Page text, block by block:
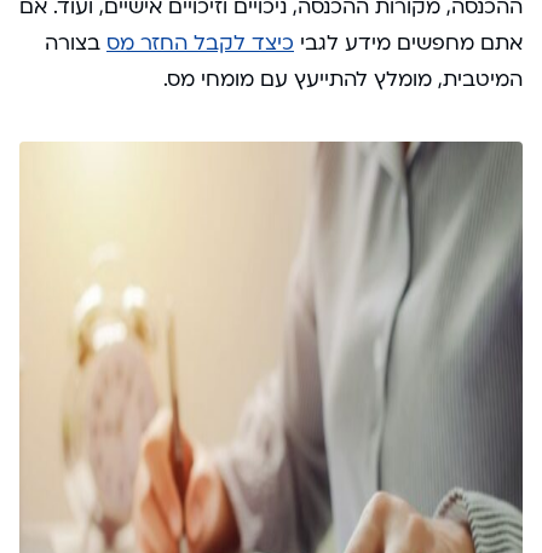
ההכנסה, מקורות ההכנסה, ניכויים וזיכויים אישיים, ועוד. אם
אתם מחפשים מידע לגבי כיצד לקבל החזר מס בצורה
המיטבית, מומלץ להתייעץ עם מומחי מס.